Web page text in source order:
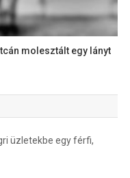
molesztált egy lányt
üzletekbe egy férfi,